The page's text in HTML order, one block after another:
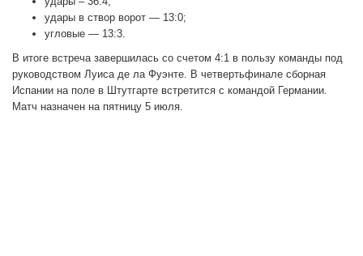
удары в створ ворот — 13:0;
угловые — 13:3.
В итоге встреча завершилась со счетом 4:1 в пользу команды под
руководством Луиса де ла Фуэнте. В четвертьфинале сборная
Испании на поле в Штутгарте встретится с командой Германии.
Матч назначен на пятницу 5 июля.